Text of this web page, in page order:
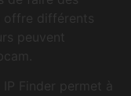
différents
peuvent
Finder permet à